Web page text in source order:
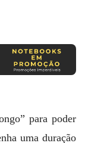
para poder
uma duração